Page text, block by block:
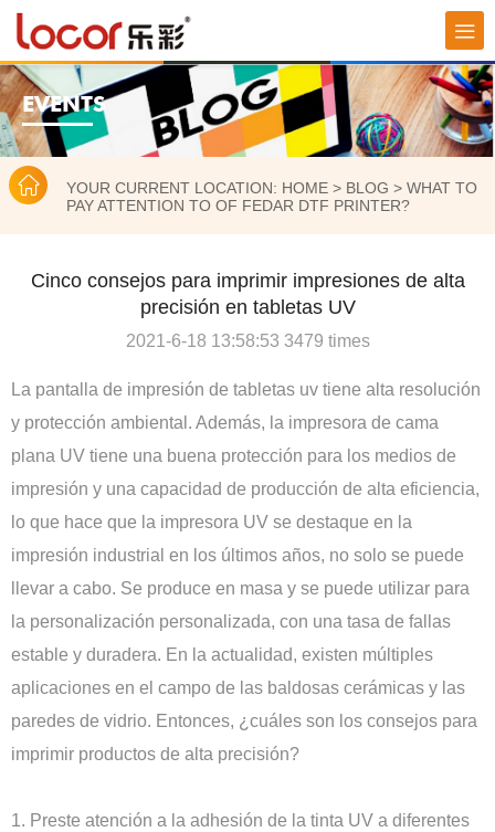
EVENTS
YOUR CURRENT LOCATION: HOME > BLOG > WHAT TO
PAY ATTENTION TO OF FEDAR DTF PRINTER?
Cinco consejos para imprimir impresiones de alta
precisión en tabletas UV
2021-6-18 13:58:53 3479 times
La pantalla de impresión de tabletas uv tiene alta resolución
y protección ambiental. Además, la impresora de cama
plana UV tiene una buena protección para los medios de
impresión y una capacidad de producción de alta eficiencia,
lo que hace que la impresora UV se destaque en la
impresión industrial en los últimos años, no solo se puede
llevar a cabo. Se produce en masa y se puede utilizar para
la personalización personalizada, con una tasa de fallas
estable y duradera. En la actualidad, existen múltiples
aplicaciones en el campo de las baldosas cerámicas y las
paredes de vidrio. Entonces, ¿cuáles son los consejos para
imprimir productos de alta precisión?
1. Preste atención a la adhesión de la tinta UV a diferentes